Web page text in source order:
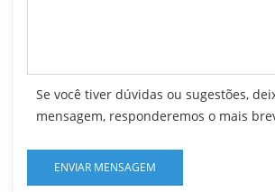
Se você tiver dúvidas ou sugestões,
mensagem, responderemos o mais